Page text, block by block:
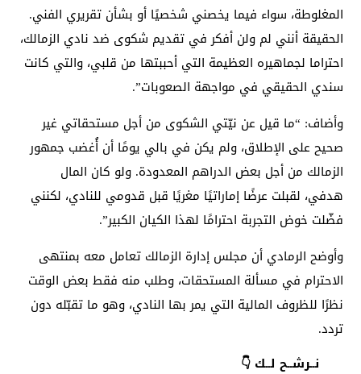
المغلوطة، سواء فيما يخصني شخصيًا أو بشأن تقريري الفني.
الحقيقة أنني لم ولن أفكر في تقديم شكوى ضد نادي الزمالك،
احتراما لجماهيره العظيمة التي أحببتها من قلبي، والتي كانت
سندي الحقيقي في مواجهة الصعوبات”.
وأضاف: “ما قيل عن نيّتي الشكوى من أجل مستحقاتي غير
صحيح على الإطلاق، ولم يكن في بالي يومًا أن أُغضب جمهور
الزمالك من أجل بعض الدراهم المعدودة. ولو كان المال
هدفي، لقبلت عرضًا إماراتيًا مغريًا قبل قدومي للنادي، لكنني
فضّلت خوض التجربة احترامًا لهذا الكيان الكبير”.
وأوضح الرمادي أن مجلس إدارة الزمالك تعامل معه بمنتهى
الاحترام في مسألة المستحقات، وطلب منه فقط بعض الوقت
نظرًا للظروف المالية التي يمر بها النادي، وهو ما تقبّله دون
تردد.
نــرشــح لــك 👇